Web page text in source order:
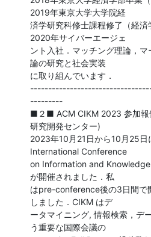
2019年東京大学大学院経
済学研究科修士課程修了（経済
2020年サイバーエージェ
ント入社．マッチング理論，
論の研究と社会実装
に取り組んでいます．
---------
■２■ ACM CIKM 2023 参加報
研究開発センター)
2023年10月21日から10月25
International Conference
on Information and
が開催されました．私
はpre-conference後の3日間で
しました．CIKM はデ
ータマイニング, 情報検索，デ
う重要な国際会議の